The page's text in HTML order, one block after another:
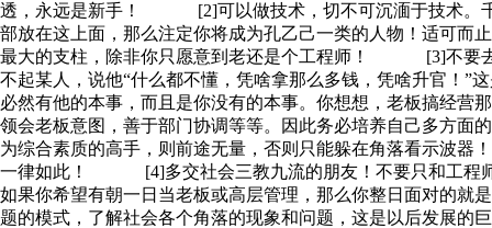
透，永远是新手！ [2]可以做技术，切不可沉湎于技术。千
部放在这上面，那么注定你将成为孔乙己一类的人物！适可而
最大的支柱，除非你只愿意到老还是个工程师！ [3]不要去
不起某人，说他“什么都不懂，凭啥拿那么多钱，凭啥升官！”
必然有他的本事，而且是你没有的本事。你想想，老板搞经营
领会老板意图，善于部门协调等等。因此务必培养自己多方面
为综合素质的高手，则前途无量，否则只能躲在角落看示波器
一律如此！ [4]多交社会三教九流的朋友！不要只和工程师
如果你希望有朝一日当老板或高层管理，那么你整日面对的就
题的模式，了解社会各个角落的现象和问题，这是以后发展的